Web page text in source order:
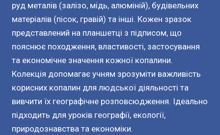
руд металів (залізо, мідь, алюміній), будівельних
матеріалів (пісок, гравій) та інші. Кожен зразок
представлений на планшетці з підписом, що
пояснює походження, властивості, застосування
та економічне значення кожної копалини.
Колекція допомагає учням зрозуміти важливість
корисних копалин для людської діяльності та
вивчити їх географічне розповсюдження. Ідеально
підходить для уроків географії, екології,
природознавства та економіки.